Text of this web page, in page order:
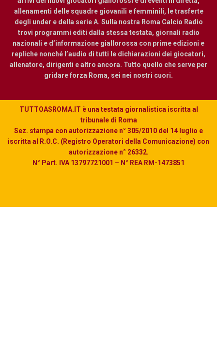
allenamenti delle squadre giovanili e femminili, le trasferte
degli under e della serie A. Sulla nostra Roma Calcio Radio
trovi programmi editi dalla stessa testata, giornali radio
nazionali e d’informazione giallorossa con prime edizioni e
repliche nonché l’audio di tutti le dichiarazioni dei giocatori,
allenatore, dirigenti e altro ancora. Tutto quello che serve per
gridare forza Roma, sei nei nostri cuori.
TUTTOASROMA.IT è una testata giornalistica iscritta al
tribunale di Roma
Sez. stampa con autorizzazione n° 305/2010 del 14 luglio e
iscritta al R.O.C. (Registro Operatori della Comunicazione) con
autorizzazione n° 26332.
N° Part. IVA 13797721001 – N° REA RM-1473851